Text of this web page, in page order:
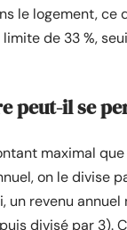
le logement, ce
de 33 %,
peut-il se
maximal
on le divise
un revenu
divisé par 3).